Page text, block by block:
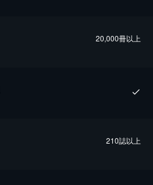
20,000冊以上
210誌以上